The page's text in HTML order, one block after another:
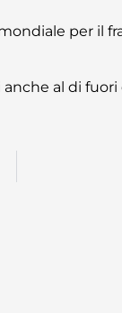
per il
al di